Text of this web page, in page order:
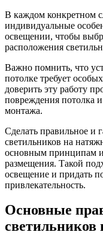
В каждом конкретном
индивидуальные
освещении, чтобы
расположения
Важно помнить, что
потолке требует
доверить эту работу
повреждения потолка и
монтажа.
Сделать правильное и
светильников на
основным принципам
размещения. Такой
освещение и придать
привлекательность.
Основные
светильников